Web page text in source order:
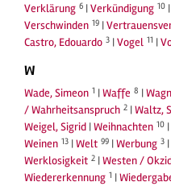
Verklärung 6 |Verkündigung 10 |
Verschwinden 19 |
Castro, Edouardo 3 |Vogel 11 |
W
Wade, Simeon 1 |Waffe 8 |
/ Wahrheitsanspruch 2 |Waltz,
Weigel, Sigrid |Weihnachten 10 |
Weinen 13 |Welt 99 |Werbung 3 |
Werklosigkeit 2 |Westen /
Wiedererkennung 1 |